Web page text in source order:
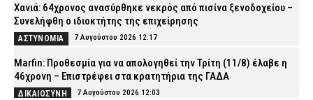
Χανιά: 64χρονος ανασύρθηκε νεκρός από πισίνα ξενοδοχείου –
Συνελήφθη ο ιδιοκτήτης της επιχείρησης
ΑΣΤΥΝΟΜΙΑ 7 Αυγούστου 2026 12:17
Marfin: Προθεσμία για να απολογηθεί την Τρίτη (11/8) έλαβε η
46χρονη – Επιστρέφει στα κρατητήρια της ΓΑΔΑ
ΔΙΚΑΙΟΣΥΝΗ 7 Αυγούστου 2026 12:03